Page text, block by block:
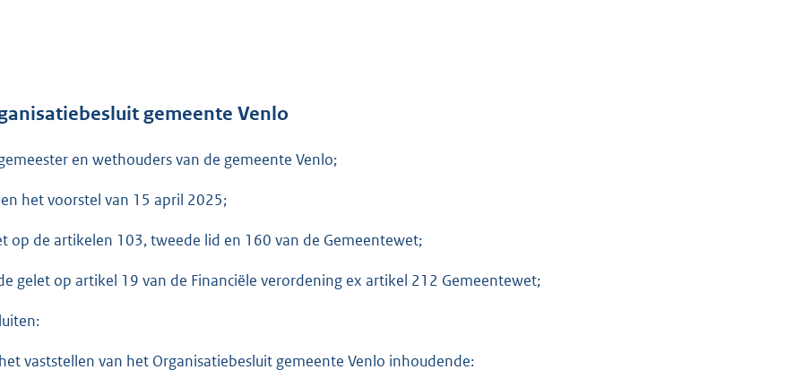
t
gemeente Venlo
en wethouders van de gemeente Venlo;
het voorstel van 15 april 2025;
op de artikelen 103, tweede lid en 160 van de Gemeentewet;
gelet op artikel 19 van de Financiële verordening ex artikel 212 Gemeentewet;
vaststellen van het Organisatiebesluit gemeente Venlo inhoudende: